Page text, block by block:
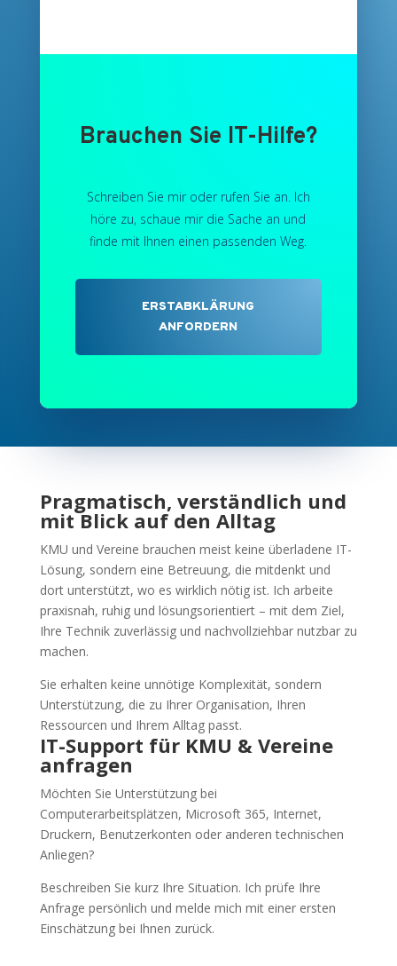
Brauchen Sie IT-Hilfe?
Schreiben Sie mir oder rufen Sie an. Ich
höre zu, schaue mir die Sache an und
finde mit Ihnen einen passenden Weg.
ERSTABKLÄRUNG
ANFORDERN
Pragmatisch, verständlich und
mit Blick auf den Alltag
KMU und Vereine brauchen meist keine überladene IT-
Lösung, sondern eine Betreuung, die mitdenkt und
dort unterstützt, wo es wirklich nötig ist. Ich arbeite
praxisnah, ruhig und lösungsorientiert – mit dem Ziel,
Ihre Technik zuverlässig und nachvollziehbar nutzbar zu
machen.
Sie erhalten keine unnötige Komplexität, sondern
Unterstützung, die zu Ihrer Organisation, Ihren
Ressourcen und Ihrem Alltag passt.
IT-Support für KMU & Vereine
anfragen
Möchten Sie Unterstützung bei
Computerarbeitsplätzen, Microsoft 365, Internet,
Druckern, Benutzerkonten oder anderen technischen
Anliegen?
Beschreiben Sie kurz Ihre Situation. Ich prüfe Ihre
Anfrage persönlich und melde mich mit einer ersten
Einschätzung bei Ihnen zurück.